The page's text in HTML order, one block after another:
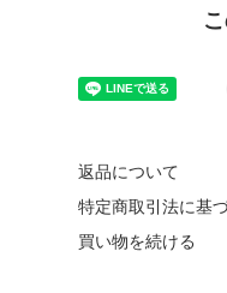
返品について
特定商取引法に基
買い物を続ける